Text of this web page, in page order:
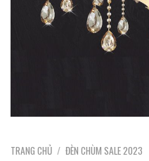
TRANG CHỦ / ĐÈN CHÙM SALE 2023